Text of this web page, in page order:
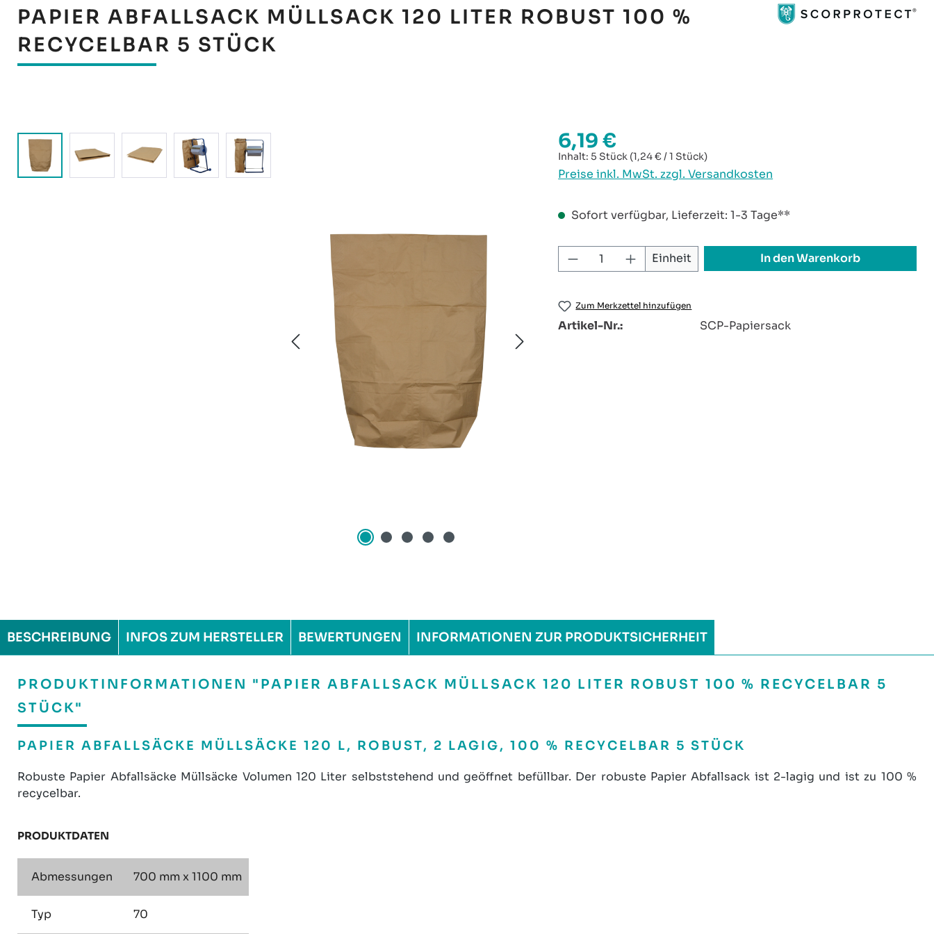
PAPIER ABFALLSACK MÜLLSACK 120 LITER ROBUST 100 %
RECYCELBAR 5 STÜCK
Bildergalerie überspringen Regulärer Preis:
6,19 €
Inhalt:5 Stück (1,24 € / 1 Stück)
Preise inkl. MwSt. zzgl. Versandkosten
Sofort verfügbar, Lieferzeit: 1-3 Tage**
Produkt Anzahl: Gib den gewünschten
Einheit In den Warenkorb
Zum Merkzettel hinzufügen
Artikel-Nr.: SCP-Papiersack
BESCHREIBUNG INFOS ZUM HERSTELLER BEWERTUNGEN INFORMATIONEN ZUR PRODUKTSICHERHEIT
PRODUKTINFORMATIONEN "PAPIER ABFALLSACK MÜLLSACK 120 LITER ROBUST 100 % RECYCELBAR 5
STÜCK"
PAPIER ABFALLSÄCKE MÜLLSÄCKE 120 L, ROBUST, 2 LAGIG, 100 % RECYCELBAR 5 STÜCK
Robuste Papier Abfallsäcke Müllsäcke Volumen 120 Liter selbststehend und geöffnet befüllbar. Der robuste Papier Abfallsack ist 2-lagig und ist zu 100 %
recycelbar.
PRODUKTDATEN
Abmessungen 700 mm x 1100 mm
Typ 70